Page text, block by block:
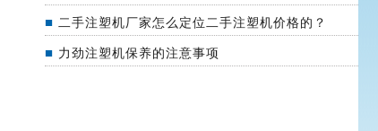
■ 二手注塑机厂家怎么定位二手注塑机价格的？
■ 力劲注塑机保养的注意事项